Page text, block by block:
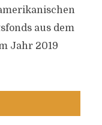
aus dem
Jahr 2019